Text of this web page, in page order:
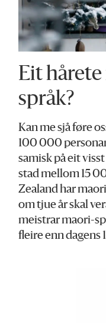
Eit
språk?
Kan me sjå føre
100 000
samisk på eit
stad mellom 15
Zealand har
om tjue år skal
meistrar maori-
fleire enn dagens